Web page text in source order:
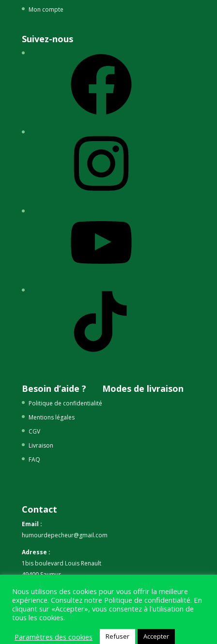
Mon compte
Suivez-nous
Besoin d’aide ?
Politique de confidentialité
Mentions légales
CGV
Livraison
FAQ
Modes de livraison
Contact
Email :
humourdepecheur@gmail.com
Adresse :
1bis boulevard Louis Renault
49400 Saumur
Téléphone :
07 59 61 06 63
Nous utilisons des cookies pour vous offrir la meilleure
expérience. Consultez notre Politique de confidentialité. En
cliquant sur «Accepter», vous consentez à l'utilisation de
tous les cookies.
Paramètres des cookies
Refuser Accepter